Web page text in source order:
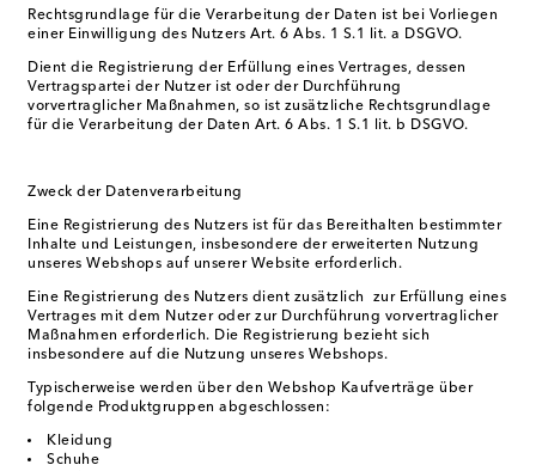
Rechtsgrundlage für die Verarbeitung der Daten ist bei Vorliegen
einer Einwilligung des Nutzers Art. 6 Abs. 1 S.1 lit. a DSGVO.
Dient die Registrierung der Erfüllung eines Vertrages, dessen
Vertragspartei der Nutzer ist oder der Durchführung
vorvertraglicher Maßnahmen, so ist zusätzliche Rechtsgrundlage
für die Verarbeitung der Daten Art. 6 Abs. 1 S.1 lit. b DSGVO.
Zweck der Datenverarbeitung
Eine Registrierung des Nutzers ist für das Bereithalten bestimmter
Inhalte und Leistungen, insbesondere der erweiterten Nutzung
unseres Webshops auf unserer Website erforderlich.
Eine Registrierung des Nutzers dient zusätzlich zur Erfüllung eines
Vertrages mit dem Nutzer oder zur Durchführung vorvertraglicher
Maßnahmen erforderlich. Die Registrierung bezieht sich
insbesondere auf die Nutzung unseres Webshops.
Typischerweise werden über den Webshop Kaufverträge über
folgende Produktgruppen abgeschlossen:
Kleidung
Schuhe